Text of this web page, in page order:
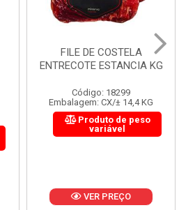
FILE DE COSTELA
ENTRECOTE ESTANCIA KG
Código: 18299
Embalagem: CX/± 14,4 KG
Produto de peso
variável
VER PREÇO